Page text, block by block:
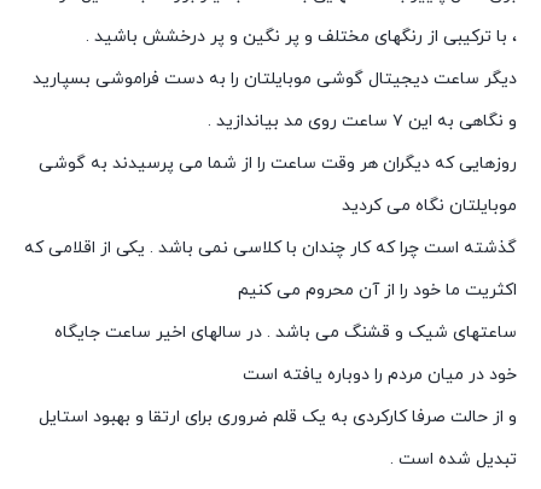
، با ترکیبی از رنگهای مختلف و پر نگین و پر درخشش باشید .
دیگر ساعت دیجیتال گوشی موبایلتان را به دست فراموشی بسپارید
و نگاهی به این ۷ ساعت روی مد بیاندازید .
روزهایی که دیگران هر وقت ساعت را از شما می پرسیدند به گوشی
موبایلتان نگاه می کردید
گذشته است چرا که کار چندان با کلاسی نمی باشد . یکی از اقلامی که
اکثریت ما خود را از آن محروم می کنیم
ساعتهای شیک و قشنگ می باشد . در سالهای اخیر ساعت جایگاه
خود در میان مردم را دوباره یافته است
و از حالت صرفا کارکردی به یک قلم ضروری برای ارتقا و بهبود استایل
تبدیل شده است .